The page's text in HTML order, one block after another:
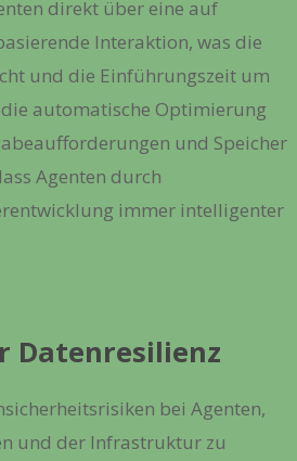
direkt über eine auf
Interaktion, was die
und die Einführungszeit um
automatische Optimierung
und Speicher
Agenten durch
immer intelligenter
Datenresilienz
bei Agenten,
und der Infrastruktur zu